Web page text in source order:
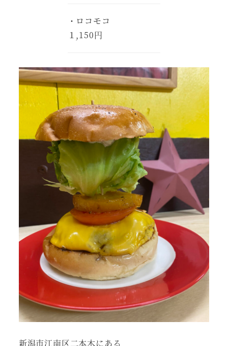
・ロコモコ
１,150円
新潟市江南区二本木にある